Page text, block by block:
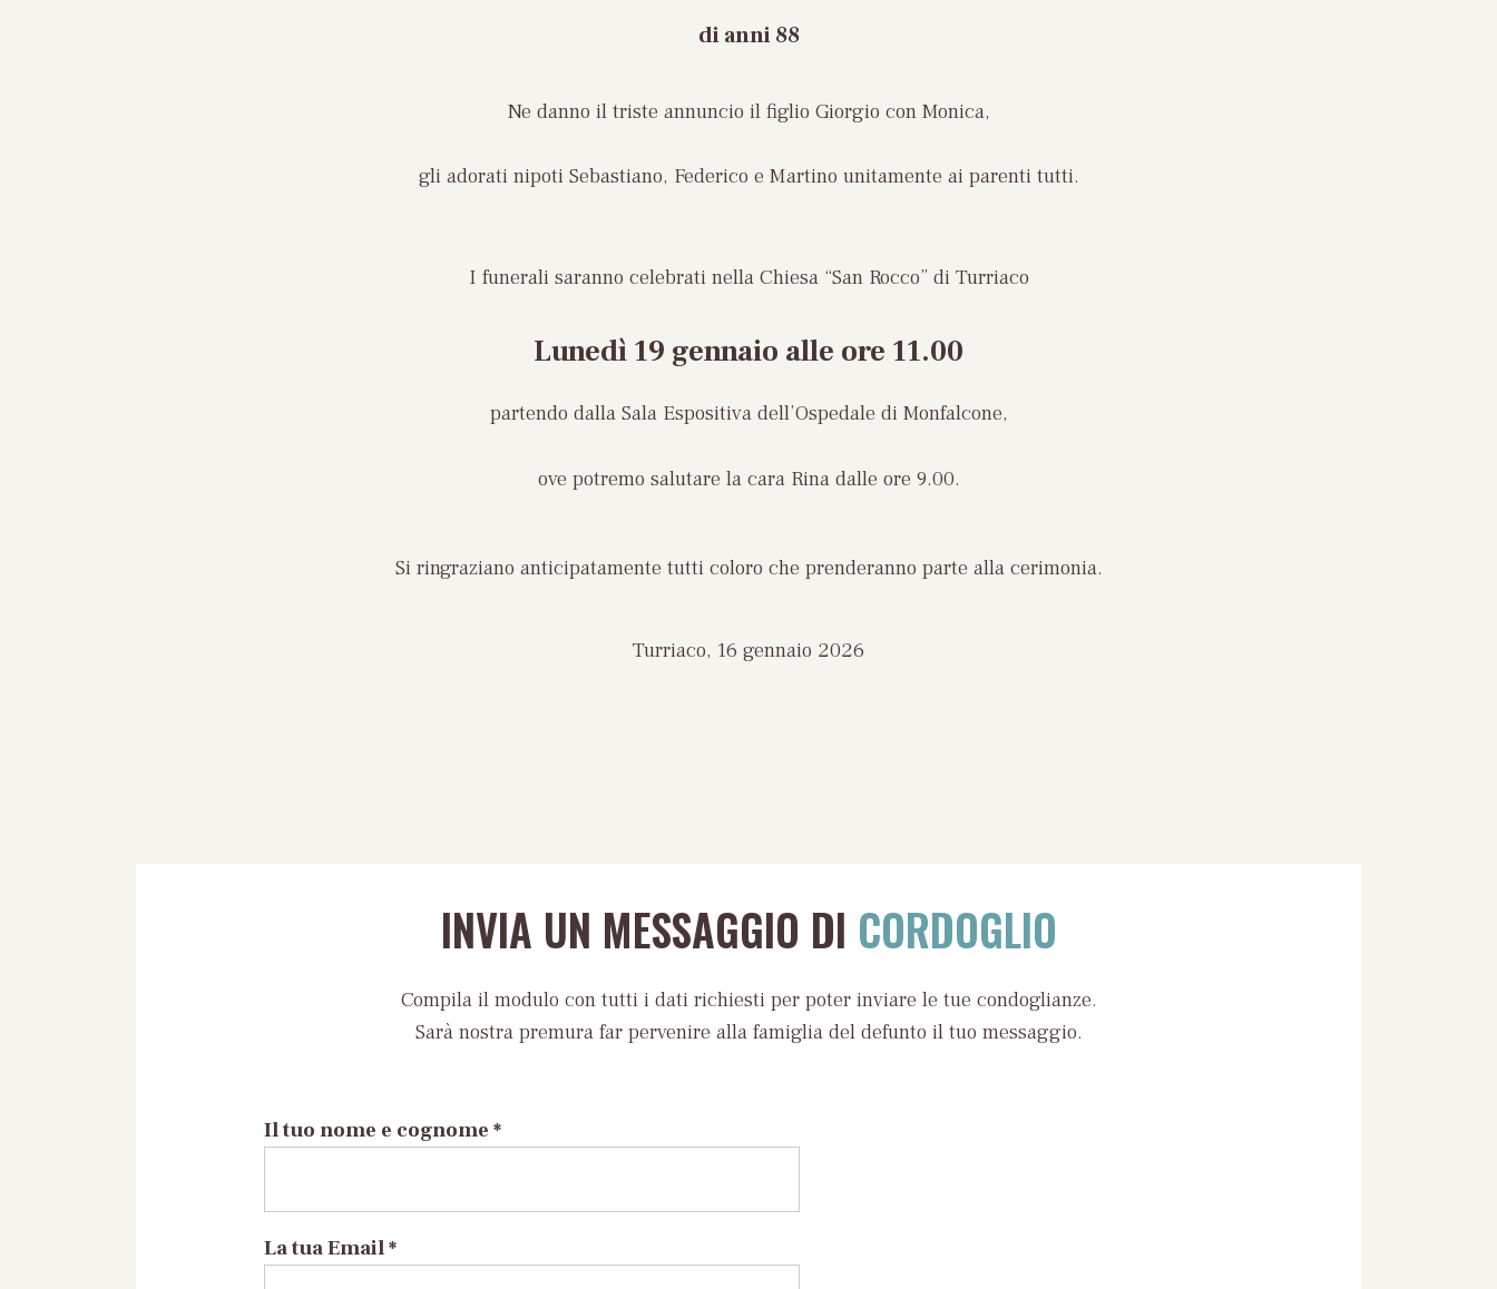
di anni 88
Ne danno il triste annuncio il figlio Giorgio con Monica,
gli adorati nipoti Sebastiano, Federico e Martino unitamente ai parenti tutti.
I funerali saranno celebrati nella Chiesa “San Rocco” di Turriaco
Lunedì 19 gennaio alle ore 11.00
partendo dalla Sala Espositiva dell’Ospedale di Monfalcone,
ove potremo salutare la cara Rina dalle ore 9.00.
Si ringraziano anticipatamente tutti coloro che prenderanno parte alla cerimonia.
Turriaco, 16 gennaio 2026
INVIA UN MESSAGGIO DI CORDOGLIO
Compila il modulo con tutti i dati richiesti per poter inviare le tue condoglianze.
Sarà nostra premura far pervenire alla famiglia del defunto il tuo messaggio.
Il tuo nome e cognome *
La tua Email *